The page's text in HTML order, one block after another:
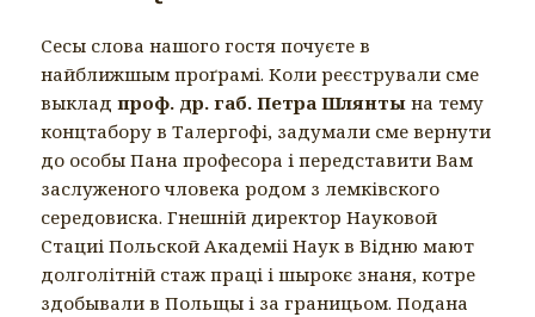
Сесы слова нашого гостя почуєте в
найближшым проґрамі. Коли реєстрували сме
выкладпроф. др. габ. Петра Шлянты на тему
концтабору в Талергофі, задумали сме вернути
до особы Пана професора і передставити Вам
заслуженого чловека родом з лемківского
середовиска. Гнешній директор Науковой
Стациі Польской Академіі Наук в Відню мают
долголітній стаж праці і шырокє знаня, котре
здобывали в Польщы і за границьом. Подана